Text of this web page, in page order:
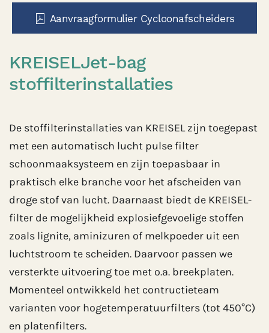
Aanvraagformulier Cycloonafscheiders
KREISELJet-bag
stoffilterinstallaties
De stoffilterinstallaties van KREISEL zijn toegepast
met een automatisch lucht pulse filter
schoonmaaksysteem en zijn toepasbaar in
praktisch elke branche voor het afscheiden van
droge stof van lucht. Daarnaast biedt de KREISEL-
filter de mogelijkheid explosiefgevoelige stoffen
zoals lignite, aminizuren of melkpoeder uit een
luchtstroom te scheiden. Daarvoor passen we
versterkte uitvoering toe met o.a. breekplaten.
Momenteel ontwikkeld het contructieteam
varianten voor hogetemperatuurfilters (tot 450°C)
en platenfilters.